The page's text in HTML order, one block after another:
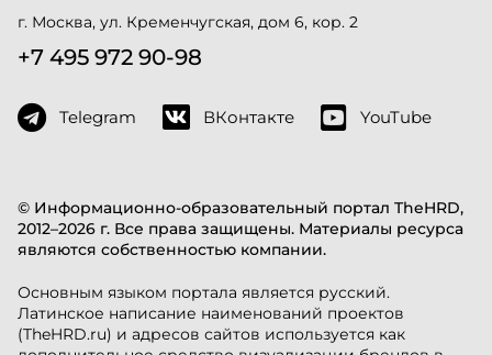
© Информационно-образовательный портал TheHRD,
2012–2026 г. Все права защищены. Материалы ресурса
являются собственностью компании.
Основным языком портала является русский.
Латинское написание наименований проектов
(TheHRD.ru) и адресов сайтов используется как
г. Москва, ул. Кременчугская, дом 6, кор. 2
+7 495 972 90-98
Telegram ВКонтакте YouTube